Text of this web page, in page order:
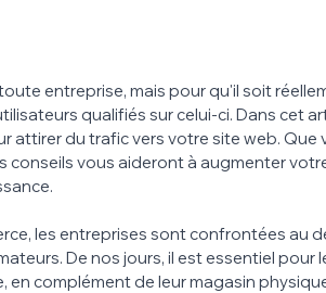
entreprise, mais pour qu'il soit
qualifiés sur celui-ci. Dans cet
attirer du trafic vers votre site web. Que
vous aideront à augmenter
les entreprises sont confrontées au
De nos jours, il est essentiel pour
complément de leur magasin